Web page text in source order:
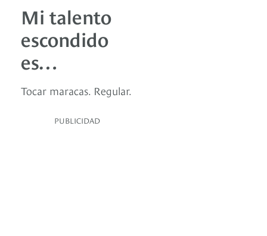
Mi talento
escondido
es…
Tocar maracas. Regular.
PUBLICIDAD